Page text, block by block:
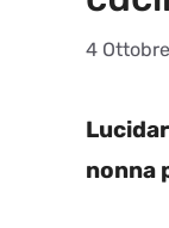
4
nonna